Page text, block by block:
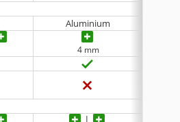
Aluminium
4 mm